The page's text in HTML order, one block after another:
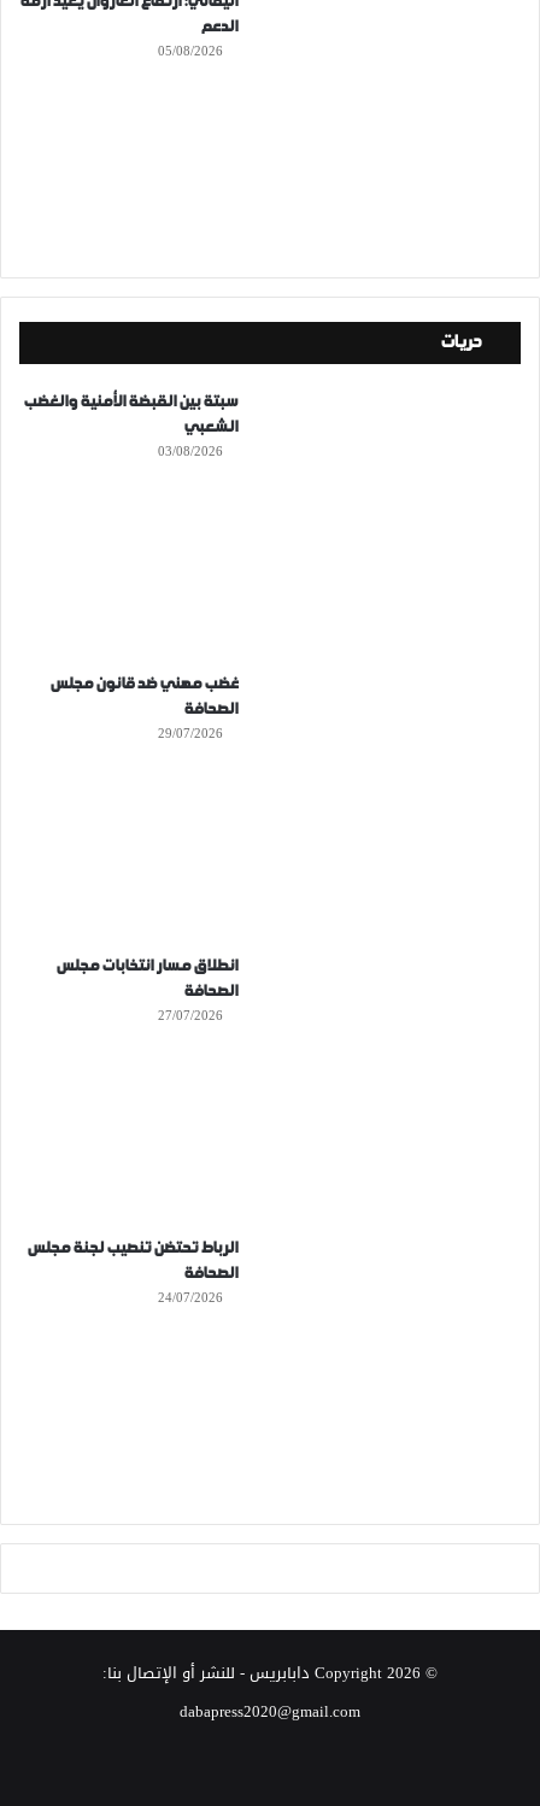
الدعم
05/08/2026
حريات
سبتة بين القبضة الأمنية والغضب
الشعبي
03/08/2026
غضب مهني ضد قانون مجلس
الصحافة
29/07/2026
انطلاق مسار انتخابات مجلس
الصحافة
27/07/2026
الرباط تحتضن تنصيب لجنة مجلس
الصحافة
24/07/2026
© Copyright 2026 دابابريس- للنشر أو الإتصال بنا:
dabapress2020@gmail.com